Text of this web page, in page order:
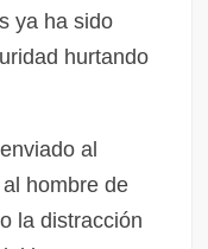
ya ha sido
hurtando
al
hombre de
la distracción